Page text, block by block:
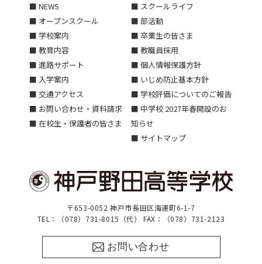
■ NEWS
■ オープンスクール
■ 学校案内
■ 教育内容
■ 進路サポート
■ 入学案内
■ 交通アクセス
■ お問い合わせ・資料請求
■ 在校生・保護者の皆さま
■ スクールライフ
■ 部活動
■ 卒業生の皆さま
■ 教職員採用
■ 個人情報保護方針
■ いじめ防止基本方針
■ 学校評価についてのご報告
■ 中学校 2027年春開設のお
知らせ
■ サイトマップ
〒653-0052 神戸市長田区海運町6-1-7
TEL：（078）731-8015（代） FAX：（078）731-2123
お問い合わせ